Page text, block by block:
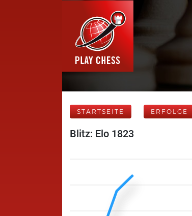
STARTSEITE ERFOLGE
Blitz: Elo 1823